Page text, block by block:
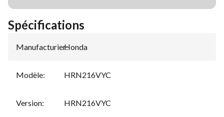
Spécifications
Manufacturier:
Honda
Modèle: HRN216VYC
Version: HRN216VYC